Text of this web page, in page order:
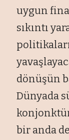
uygun
sıkıntı
dönüşün
Dünyada
bir anda